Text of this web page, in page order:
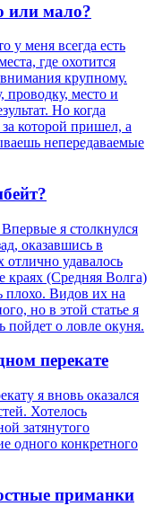
или мало?
у меня всегда есть
где охотится
крупному.
проводку, место и
Но когда
которой пришел, а
непередаваемые
я столкнулся
оказавшись в
удавалось
(Средняя Волга)
плохо. Видов их на
но в этой статье я
пойдет о ловле окуня.
перекате
я вновь оказался
Хотелось
затянутого
одного конкретного
приманки